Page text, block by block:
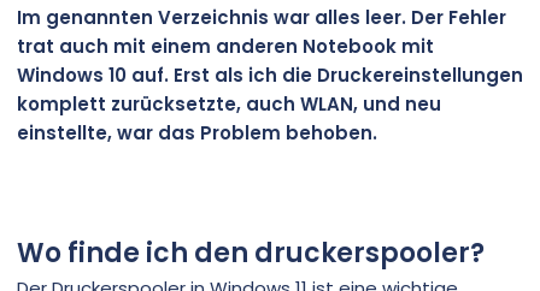
Im genannten Verzeichnis war alles leer. Der Fehler
trat auch mit einem anderen Notebook mit
Windows 10 auf. Erst als ich die Druckereinstellungen
komplett zurücksetzte, auch WLAN, und neu
einstellte, war das Problem behoben.
Wo finde ich den druckerspooler?